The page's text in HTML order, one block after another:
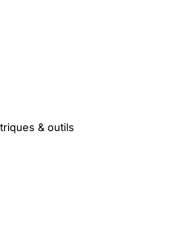
& outils